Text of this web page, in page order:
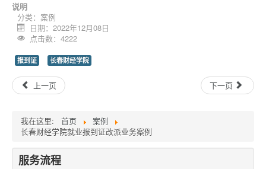
说明
分类： 案例
日期：2022年12月08日
点击数：4222
报到证 长春财经学院
上一页 下一页
我在这里: 首页
案例
长春财经学院就业报到证改派业务案例
服务流程